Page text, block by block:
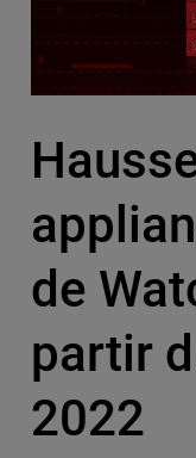
de
partir
2022